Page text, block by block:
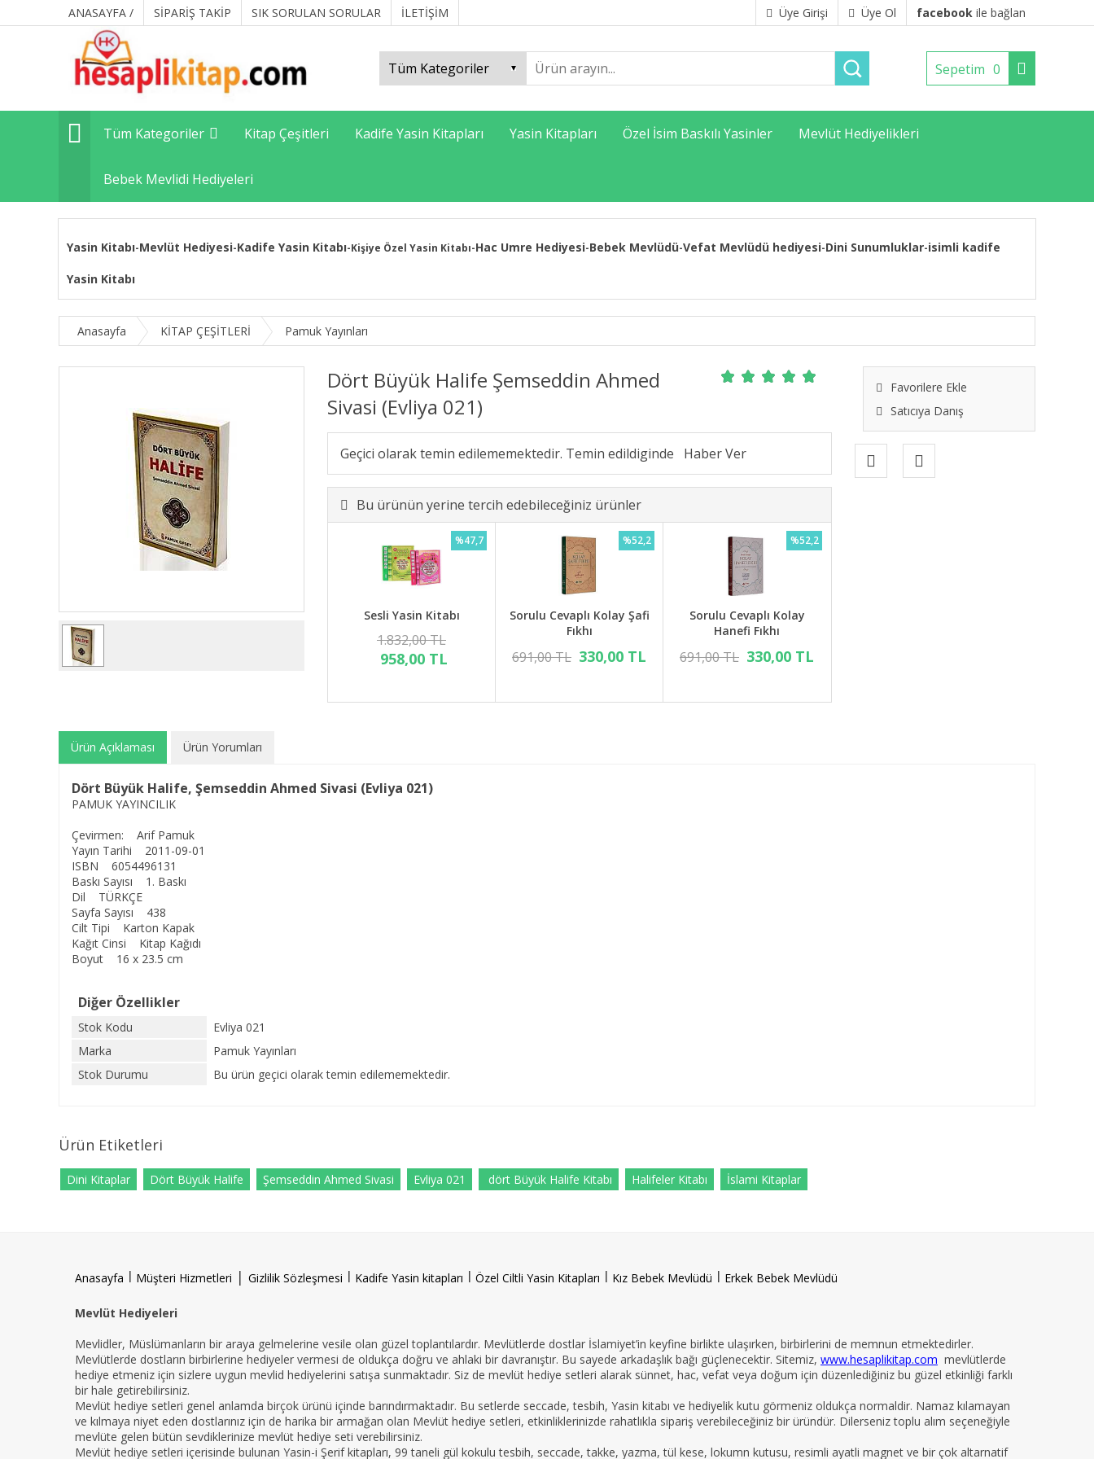
ANASAYFA / SİPARİŞ TAKİP SIK SORULAN SORULAR İLETİŞİM Üye Girişi Üye Ol facebook ile bağlan
Sepetim 0
Tüm Kategoriler Kitap Çeşitleri Kadife Yasin Kitapları Yasin Kitapları Özel İsim Baskılı Yasinler Mevlüt Hediyelikleri
Bebek Mevlidi Hediyeleri
Yasin Kitabı-Mevlüt Hediyesi-Kadife Yasin Kitabı-Kişiye Özel Yasin Kitabı-Hac Umre Hediyesi-Bebek Mevlüdü-Vefat Mevlüdü hediyesi-Dini Sunumluklar-isimli kadife
Yasin Kitabı
Anasayfa KİTAP ÇEŞİTLERİ Pamuk Yayınları
Dört Büyük Halife Şemseddin Ahmed
Sivasi (Evliya 021)
Favorilere Ekle
Satıcıya Danış
Geçici olarak temin edilememektedir. Temin edildiginde
Bu ürünün yerine tercih edebileceğiniz ürünler
Sesli Yasin Kitabı
1.832,00 TL
958,00 TL
%47,7
Sorulu Cevaplı Kolay Şafi
Fıkhı
691,00 TL 330,00 TL
%52,2
Sorulu Cevaplı Kolay
Hanefi Fıkhı
691,00 TL 330,00 TL
%52,2
Ürün Açıklaması Ürün Yorumları
Dört Büyük Halife, Şemseddin Ahmed Sivasi (Evliya 021)
PAMUK YAYINCILIK
Çevirmen: Arif Pamuk
Yayın Tarihi 2011-09-01
ISBN 6054496131
Baskı Sayısı 1. Baskı
Dil TÜRKÇE
Sayfa Sayısı 438
Cilt Tipi Karton Kapak
Kağıt Cinsi Kitap Kağıdı
Boyut 16 x 23.5 cm
Diğer Özellikler
Stok Kodu
Evliya 021
Marka
Pamuk Yayınları
Stok Durumu
Bu ürün geçici olarak temin edilememektedir.
Ürün Etiketleri
Dini Kitaplar Dört Büyük Halife Şemseddin Ahmed Sivasi Evliya 021 dört Büyük Halife Kitabı Halifeler Kitabı İslami Kitaplar
Anasayfa l Müşteri Hizmetleri | Gizlilik Sözleşmesi l Kadife Yasin kitapları l Özel Ciltli Yasin Kitapları l Kız Bebek Mevlüdü l Erkek Bebek Mevlüdü
Mevlüt Hediyeleri
Mevlidler, Müslümanların bir araya gelmelerine vesile olan güzel toplantılardır. Mevlütlerde dostlar İslamiyet’in keyfine birlikte ulaşırken, birbirlerini de memnun etmektedirler.
Mevlütlerde dostların birbirlerine hediyeler vermesi de oldukça doğru ve ahlaki bir davranıştır. Bu sayede arkadaşlık bağı güçlenecektir. Sitemiz, www.hesaplikitap.com mevlütlerde
hediye etmeniz için sizlere uygun mevlid hediyelerini satışa sunmaktadır. Siz de mevlüt hediye setleri alarak sünnet, hac, vefat veya doğum için düzenlediğiniz bu güzel etkinliği farklı
bir hale getirebilirsiniz.
Mevlüt hediye setleri genel anlamda birçok ürünü içinde barındırmaktadır. Bu setlerde seccade, tesbih, Yasin kitabı ve hediyelik kutu görmeniz oldukça normaldir. Namaz kılamayan
ve kılmaya niyet eden dostlarınız için de harika bir armağan olan Mevlüt hediye setleri, etkinliklerinizde rahatlıkla sipariş verebileceğiniz bir üründür. Dilerseniz toplu alım seçeneğiyle
mevlüte gelen bütün sevdiklerinize mevlüt hediye seti verebilirsiniz.
Mevlüt hediye setleri içerisinde bulunan Yasin-i Şerif kitapları, 99 taneli gül kokulu tesbih, seccade, takke, yazma, tül kese, lokumn kutusu, resimli ayatli magnet ve bir çok altarnatif